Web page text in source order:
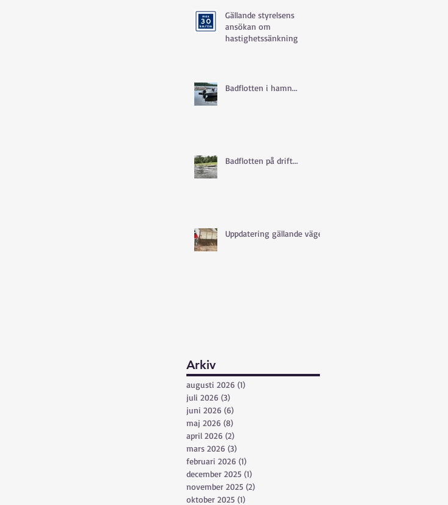
Gällande styrelsens
ansökan om
hastighetssänkning
Badflotten i hamn...
Badflotten på drift...
Uppdatering gällande vägen
Arkiv
augusti 2026 (1)
juli 2026 (3)
juni 2026 (6)
maj 2026 (8)
april 2026 (2)
mars 2026 (3)
februari 2026 (1)
december 2025 (1)
november 2025 (2)
oktober 2025 (1)